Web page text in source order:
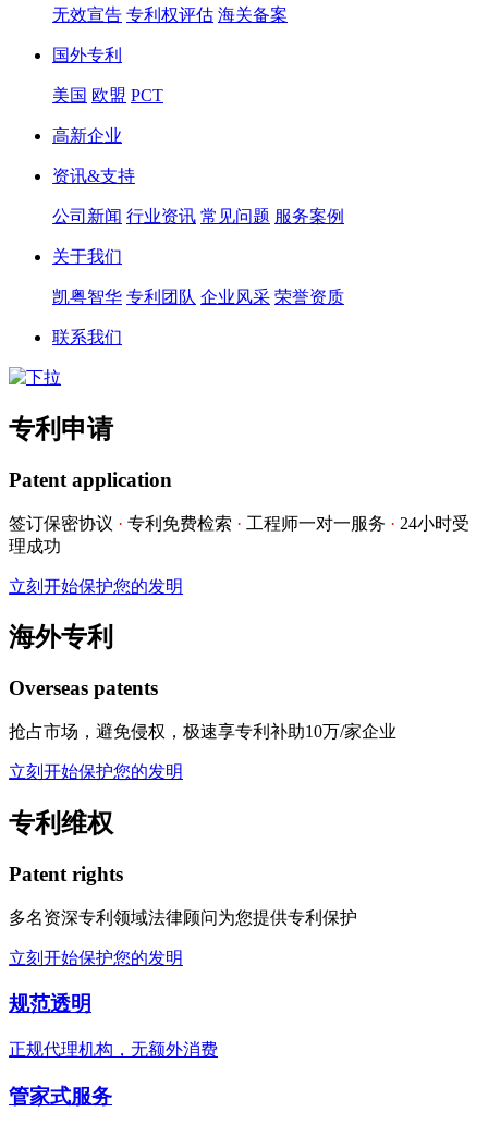
无效宣告 专利权评估 海关备案
国外专利
美国 欧盟 PCT
高新企业
资讯&支持
公司新闻 行业资讯 常见问题 服务案例
关于我们
凯粤智华 专利团队 企业风采 荣誉资质
联系我们
专利申请
Patent application
签订保密协议 · 专利免费检索 · 工程师一对一服务 · 24小时受
理成功
立刻开始保护您的发明
海外专利
Overseas patents
抢占市场，避免侵权，极速享专利补助10万/家企业
立刻开始保护您的发明
专利维权
Patent rights
多名资深专利领域法律顾问为您提供专利保护
立刻开始保护您的发明
规范透明
正规代理机构，无额外消费
管家式服务